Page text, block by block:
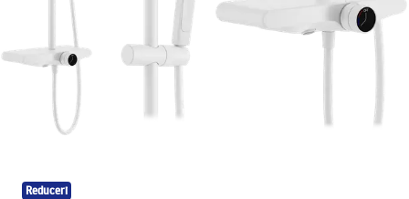
Reduceri